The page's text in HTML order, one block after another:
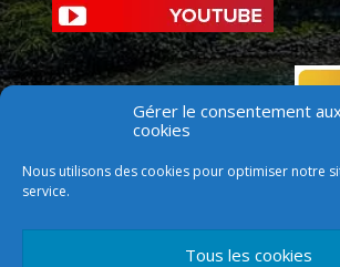
Gérer le consentement
cookies
Nous utilisons des cookies pour optimiser notre
service.
Tous les cookies